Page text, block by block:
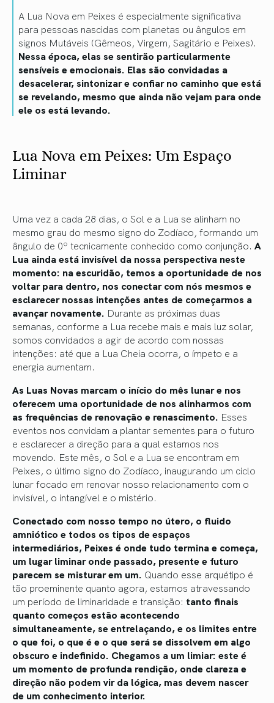
A Lua Nova em Peixes é especialmente significativa
para pessoas nascidas com planetas ou ângulos em
signos Mutáveis ​​(Gêmeos, Virgem, Sagitário e Peixes).
Nessa época, elas se sentirão particularmente
sensíveis e emocionais. Elas são convidadas a
desacelerar, sintonizar e confiar no caminho que está
se revelando, mesmo que ainda não vejam para onde
ele os está levando.
Lua ​​Nova em Peixes: Um Espaço
Liminar
Uma vez a cada 28 dias, o Sol e a Lua se alinham no
mesmo grau do mesmo signo do Zodíaco, formando um
ângulo de 0º tecnicamente conhecido como conjunção. A
Lua ainda está invisível da nossa perspectiva neste
momento: na escuridão, temos a oportunidade de nos
voltar para dentro, nos conectar com nós mesmos e
esclarecer nossas intenções antes de começarmos a
avançar novamente. Durante as próximas duas
semanas, conforme a Lua recebe mais e mais luz solar,
somos convidados a agir de acordo com nossas
intenções: até que a Lua Cheia ocorra, o ímpeto e a
energia aumentam.
As Luas Novas marcam o início do mês lunar e nos
oferecem uma oportunidade de nos alinharmos com
as frequências de renovação e renascimento. Esses
eventos nos convidam a plantar sementes para o futuro
e esclarecer a direção para a qual estamos nos
movendo. Este mês, o Sol e a Lua se encontram em
Peixes, o último signo do Zodíaco, inaugurando um ciclo
lunar focado em renovar nosso relacionamento com o
invisível, o intangível e o mistério.
Conectado com nosso tempo no útero, o fluido
amniótico e todos os tipos de espaços
intermediários, Peixes é onde tudo termina e começa,
um lugar liminar onde passado, presente e futuro
parecem se misturar em um. Quando esse arquétipo é
tão proeminente quanto agora, estamos atravessando
um período de liminaridade e transição: tanto finais
quanto começos estão acontecendo
simultaneamente, se entrelaçando, e os limites entre
o que foi, o que é e o que será se dissolvem em algo
obscuro e indefinido. Chegamos a um limiar: este é
um momento de profunda rendição, onde clareza e
direção não podem vir da lógica, mas devem nascer
de um conhecimento interior.